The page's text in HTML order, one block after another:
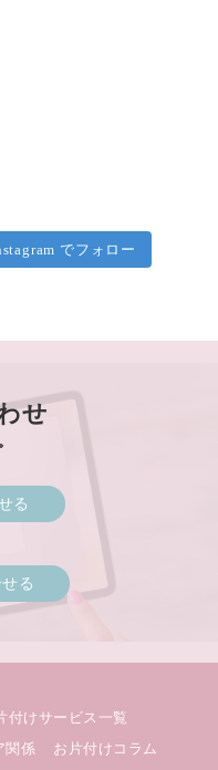
でフォロー
せ
る
る
付けサービス一覧
関係 お片付けコラム